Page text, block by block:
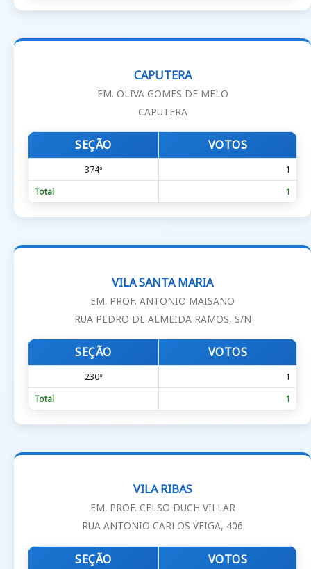
CAPUTERA
EM. OLIVA GOMES DE MELO
CAPUTERA
SEÇÃO VOTOS
374ª
1
Total
1
VILA SANTA MARIA
EM. PROF. ANTONIO MAISANO
RUA PEDRO DE ALMEIDA RAMOS, S/N
SEÇÃO VOTOS
230ª
1
Total
1
VILA RIBAS
EM. PROF. CELSO DUCH VILLAR
RUA ANTONIO CARLOS VEIGA, 406
SEÇÃO VOTOS